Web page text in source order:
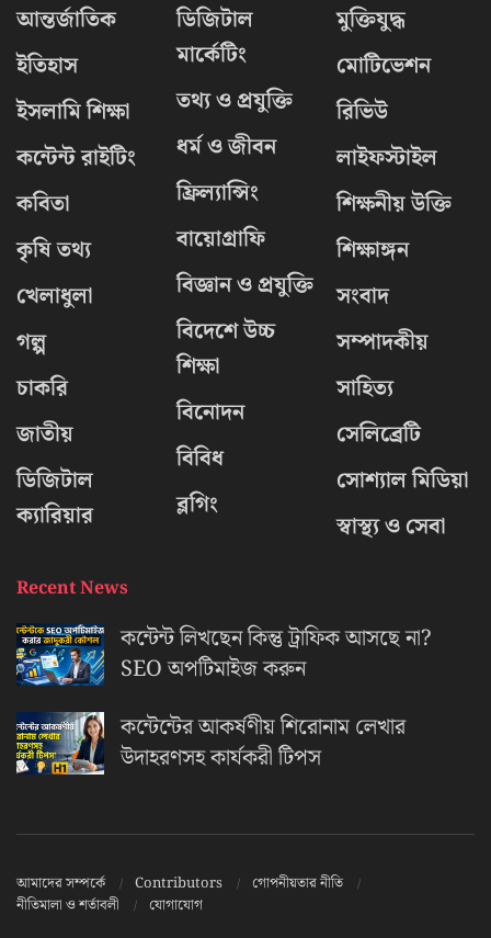
আন্তর্জাতিক
ইতিহাস
ইসলামি শিক্ষা
কন্টেন্ট রাইটিং
কবিতা
কৃষি তথ্য
খেলাধুলা
গল্প
চাকরি
জাতীয়
ডিজিটাল
ক্যারিয়ার
ডিজিটাল
মার্কেটিং
তথ্য ও প্রযুক্তি
ধর্ম ও জীবন
ফ্রিল্যান্সিং
বায়োগ্রাফি
বিজ্ঞান ও প্রযুক্তি
বিদেশে উচ্চ
শিক্ষা
বিনোদন
বিবিধ
ব্লগিং
মুক্তিযুদ্ধ
মোটিভেশন
রিভিউ
লাইফস্টাইল
শিক্ষনীয় উক্তি
শিক্ষাঙ্গন
সংবাদ
সম্পাদকীয়
সাহিত্য
সেলিব্রেটি
সোশ্যাল মিডিয়া
স্বাস্থ্য ও সেবা
Recent News
কন্টেন্ট লিখছেন কিন্তু ট্রাফিক আসছে না?
‍SEO অপটিমাইজ করুন
কন্টেন্টের আকর্ষণীয় শিরোনাম লেখার
উদাহরণসহ কার্যকরী টিপস
আমাদের সম্পর্কে Contributors
গোপনীয়তার নীতি
নীতিমালা ও শর্তাবলী
যোগাযোগ